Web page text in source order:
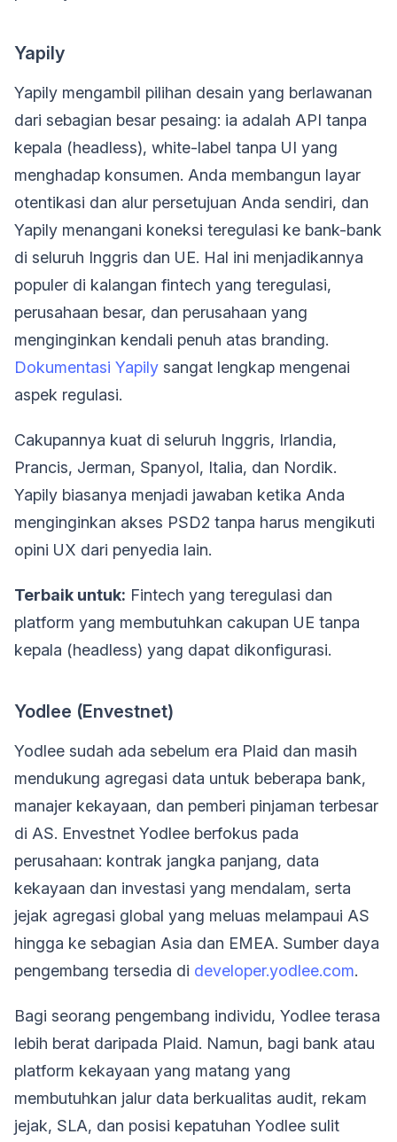
Yapily
Yapily mengambil pilihan desain yang berlawanan
dari sebagian besar pesaing: ia adalah API tanpa
kepala (headless), white-label tanpa UI yang
menghadap konsumen. Anda membangun layar
otentikasi dan alur persetujuan Anda sendiri, dan
Yapily menangani koneksi teregulasi ke bank-bank
di seluruh Inggris dan UE. Hal ini menjadikannya
populer di kalangan fintech yang teregulasi,
perusahaan besar, dan perusahaan yang
menginginkan kendali penuh atas branding.
Dokumentasi Yapily sangat lengkap mengenai
aspek regulasi.
Cakupannya kuat di seluruh Inggris, Irlandia,
Prancis, Jerman, Spanyol, Italia, dan Nordik.
Yapily biasanya menjadi jawaban ketika Anda
menginginkan akses PSD2 tanpa harus mengikuti
opini UX dari penyedia lain.
Terbaik untuk: Fintech yang teregulasi dan
platform yang membutuhkan cakupan UE tanpa
kepala (headless) yang dapat dikonfigurasi.
Yodlee (Envestnet)
Yodlee sudah ada sebelum era Plaid dan masih
mendukung agregasi data untuk beberapa bank,
manajer kekayaan, dan pemberi pinjaman terbesar
di AS. Envestnet Yodlee berfokus pada
perusahaan: kontrak jangka panjang, data
kekayaan dan investasi yang mendalam, serta
jejak agregasi global yang meluas melampaui AS
hingga ke sebagian Asia dan EMEA. Sumber daya
pengembang tersedia di developer.yodlee.com.
Bagi seorang pengembang individu, Yodlee terasa
lebih berat daripada Plaid. Namun, bagi bank atau
platform kekayaan yang matang yang
membutuhkan jalur data berkualitas audit, rekam
jejak, SLA, dan posisi kepatuhan Yodlee sulit